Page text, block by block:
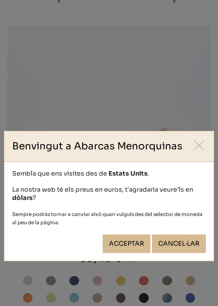
NOBUCK
39,40 €
Benvingut a Abarcas Menorquinas
Sembla que ens visites des de Estats Units.
La nostra web té els preus en euros, t'agradaria veure'ls en
dòlars?
Sempre podràs tornar a canviar això quan vulguis des del selector de moneda
al peu de la pàgina.
ACCEPTAR CANCEL·LAR